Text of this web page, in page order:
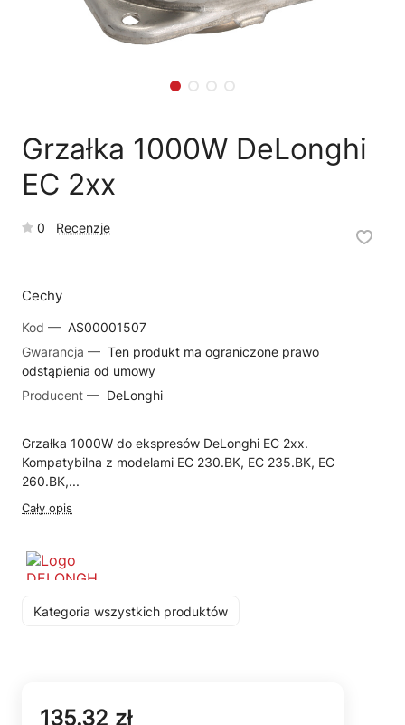
Grzałka 1000W DeLonghi
EC 2xx
0 Recenzje
Cechy
Kod — AS00001507
Gwarancja — Ten produkt ma ograniczone prawo
odstąpienia od umowy
Producent — DeLonghi
Grzałka 1000W do ekspresów DeLonghi EC 2xx.
Kompatybilna z modelami EC 230.BK, EC 235.BK, EC
260.BK,...
Cały opis
Kategoria wszystkich produktów
135.32 zł
Reklamacja naprawy 📦Reklamacja towaru